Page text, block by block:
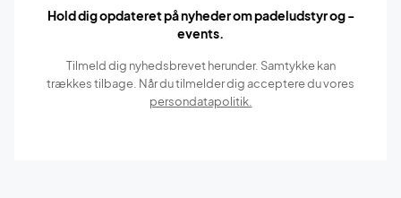
Hold dig opdateret på nyheder om padeludstyr og -
events.
Tilmeld dig nyhedsbrevet herunder. Samtykke kan
trækkes tilbage. Når du tilmelder dig acceptere du vores
persondatapolitik.